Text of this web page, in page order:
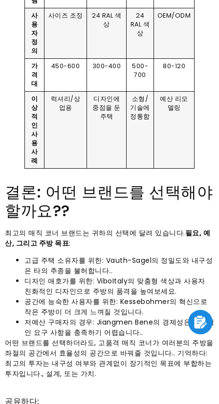
사
용
자
정
의
사이즈 조정
24 RAL 색
상
24
RAL 색
상
OEM/ODM
가
격
대
450-600 300-400
500-
700
80-120
이
상
적
인
사
용
사
례
럭셔리/상
업용
디자인에
중점을 둔
주택
소형/
기술에
정통함
예산 리모
델링
결론: 어떤 브랜드를 선택해야
할까요??
최고의 매직 코너 브랜드는 귀하의 선택에 달려 있습니다.필요, 예
산, 그리고 주방 목표:
고급 주택 소유자를 위한: Vauth-Sagel의 정밀도와 내구성
은 타의 추종을 불허합니다..
디자인 애호가를 위한: ViboItaly의 맞춤형 색상과 사용자
친화적인 디자인으로 주방의 품격을 높여보세요.
공간에 능숙한 사용자를 위한: Kessebohmer의 혁신으로
작은 주방이 더 크게 느껴질 것입니다.
저예산 구매자의 경우: Jiangmen Bene의 경제성은 기본적
인 요구 사항을 충족하기 어렵습니다..
어떤 브랜드를 선택하더라도, 고품격 매직 코너가 여러분의 주방을
좌절의 공간에서 효율성의 공간으로 바꿔줄 것입니다.. 기억하다:
최고의 투자는 내구성 여부와 관계없이 장기적인 목표에 부합하는
투자입니다., 설계, 또는 가치.
공유하다: